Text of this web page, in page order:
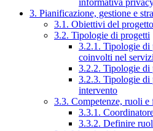
informativa
3. Pianificazione, gestione e
3.1. Obiettivi del progetto
3.2. Tipologie di progetti
3.2.1. Tipologie di
coinvolti nel
3.2.2. Tipologie di
3.2.3. Tipologie di
intervento
3.3. Competenze, ruoli
3.3.1.
3.3.2. Definire